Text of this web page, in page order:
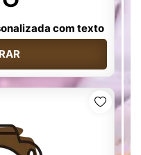
com texto